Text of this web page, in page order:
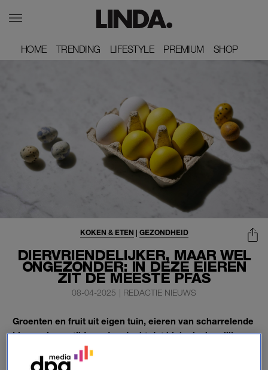
HOME
HOME TRENDING
TRENDING LIFESTYLE
LIFESTYLE PREMIUM
PREMIUM SHOP
SHOP
DIERVRIENDELIJKER, MAAR WEL
ONGEZONDER: IN DEZE EIEREN
ZIT DE MEESTE PFAS
KOKEN & ETEN | GEZONDHEID
08-04-2025 | REDACTIE NIEUWS
Groenten en fruit uit eigen tuin, eieren van scharrelende
kippen; lange tijd werd gedacht dat biologisch gelijk
staat aan beter – totdat PFAS in beeld kwam. Nu Pasen
voor de deur staat, is het goed om te weten: welke